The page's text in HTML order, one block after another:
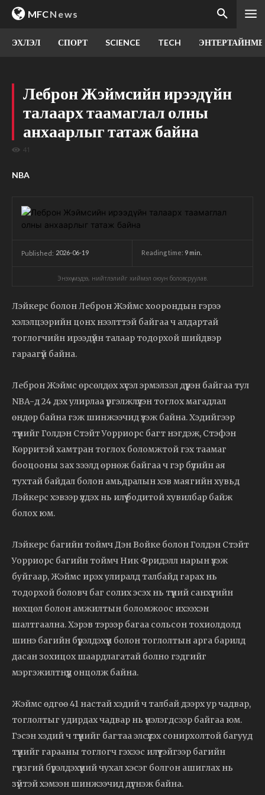
MFCNews
ЭХЛЭЛ СПОРТ SCIENCE TECH
Леброн Жэймсийн ирээдүйн
талаарх таамаглал олны
анхаарлыг татаж байна
41
NBA
Published: 2026-06-19 Reading time: 9 min.
Энэхүү мэдээ, нийтлэлийг хиймэл оюун боловсруулав.
Лэйкерс болон Леброн Жэймс хоорондын гэрээ
хэлэлцээрийн цонх нээлттэй байгаа ч алдартай
тоглогчийн ирээдүйн талаар тодорхой шийдвэр
гараагүй байна.
Леброн Жэймс өрсөлдөх хүсэл эрмэлзэл дүүрэн байгаа тул
NBA-д 24 дэх улирлаа үргэлжлүүлэн тоглох магадлал
өндөр байна гэж шинжээчид үзэж байна. Хэдийгээр
түүнийг Голдэн Стэйт Уорриорс багт нэгдэж, Стэфэн
Көрритэй хамтран тоглох боломжтой гэх таамаг
бооцооны зах зээлд өрнөж байгаа ч гэр бүлийн ая
тухтай байдал болон амьдралын хэв маягийн хувьд
Лэйкерс хэвээр үлдэх нь илүү бодитой хувилбар байж
болох юм.
Лэйкерс багийн тоймч Дэн Войке болон Голдэн Стэйт
Уорриорс багийн тоймч Ник Фридэлл нарын үзэж
буйгаар, Жэймс ирэх улиралд талбайд гарах нь
тодорхой боловч баг солих эсэх нь түүний санхүүгийн
нөхцөл болон амжилтын боломжоос ихээхэн
шалтгаална. Хэрэв тэрээр багаа сольсон тохиолдолд
шинэ багийн бүрэлдэхүүн болон тоглолтын арга барилд
дасан зохицох шаардлагатай болно гэдгийг
мэргэжилтнүүд онцолж байна.
Жэймс өдгөө 41 настай хэдий ч талбай дээрх ур чадвар,
тоглолтыг удирдах чадвар нь үнэлэгдсээр байгаа юм.
Гэсэн хэдий ч түүнийг багтаа элсүүлэх сонирхолтой багууд
түүнийг гарааны тоглогч гэхээс илүүтэйгээр багийн
гүнзгий бүрэлдэхүүний чухал хэсэг болгон ашиглах нь
зүйтэй хэмээн шинжээчид дүгнэж байна.